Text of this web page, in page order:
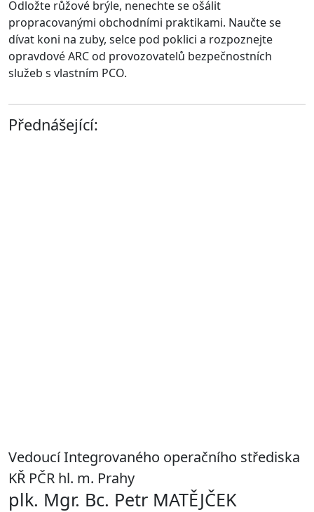
Odložte růžové brýle, nenechte se ošálit
propracovanými obchodními praktikami. Naučte se
dívat koni na zuby, selce pod poklici a rozpoznejte
opravdové ARC od provozovatelů bezpečnostních
služeb s vlastním PCO.
Přednášející:
Vedoucí Integrovaného operačního střediska
KŘ PČR hl. m. Prahy
plk. Mgr. Bc. Petr MATĚJČEK